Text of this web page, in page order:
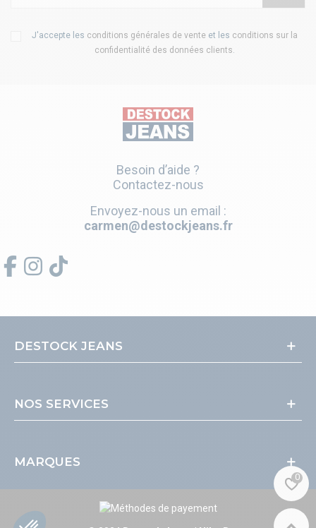
J'accepte les conditions générales de vente et les conditions sur la
confidentialité des données clients
Besoin d’aide ?
Contactez-nous
Envoyez-nous un email :
carmen@destockjeans.fr
DESTOCK JEANS
NOS SERVICES
MARQUES
0